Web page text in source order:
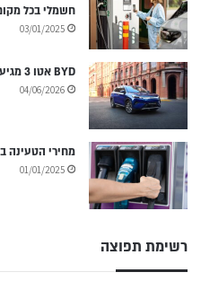
חשמלי בכל
03/01/2025
BYD אטו 3 מגיע בגרסה משודרגת ובמחיר משתלם
04/06/2026
מחירי הטעינה
01/01/2025
רשימת תפוצה